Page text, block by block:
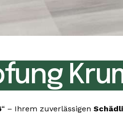
“ – Ihrem zuverlässigen